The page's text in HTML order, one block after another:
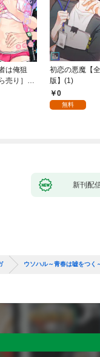
は俺狙
売り］
初恋の悪魔【
版】(1)
0
無料
新刊配
ウソハル～青春は嘘をつく